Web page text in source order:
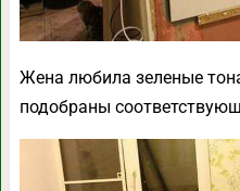
Жена любила зеленые
подобраны